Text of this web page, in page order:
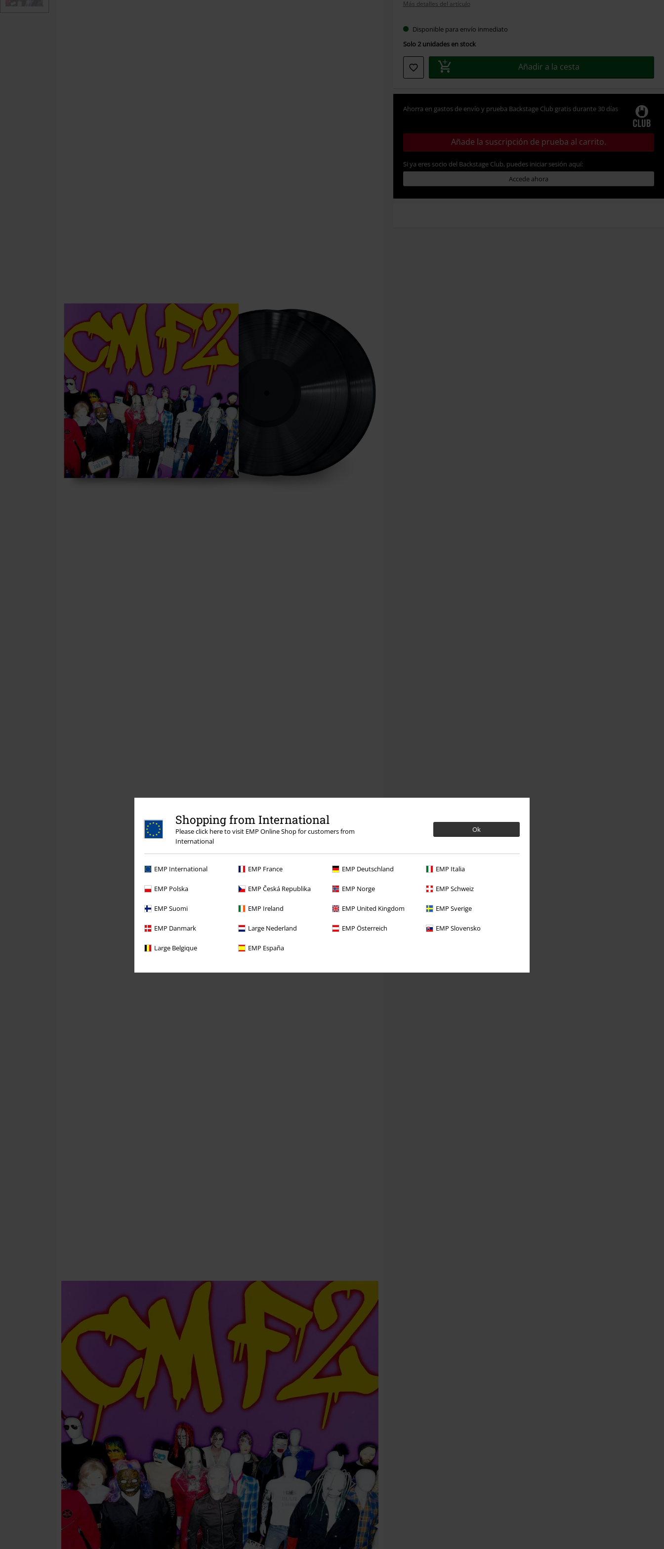
Shopping from International
Please click here to visit EMP Online Shop for customers from
International
Ok
EMP International EMP France EMP Deutschland EMP Italia
EMP Polska EMP Česká Republika EMP Norge EMP Schweiz
EMP Suomi EMP Ireland EMP United Kingdom EMP Sverige
EMP Danmark Large Nederland EMP Österreich EMP Slovensko
Large Belgique EMP España
Más detalles del artículo
Disponible para envío inmediato
Solo 2 unidades en stock
Añadir a la cesta
Ahorra en gastos de envío y prueba Backstage Club gratis durante 30 días
Añade la suscripción de prueba al carrito.
Si ya eres socio del Backstage Club, puedes iniciar sesión aquí:
Accede ahora